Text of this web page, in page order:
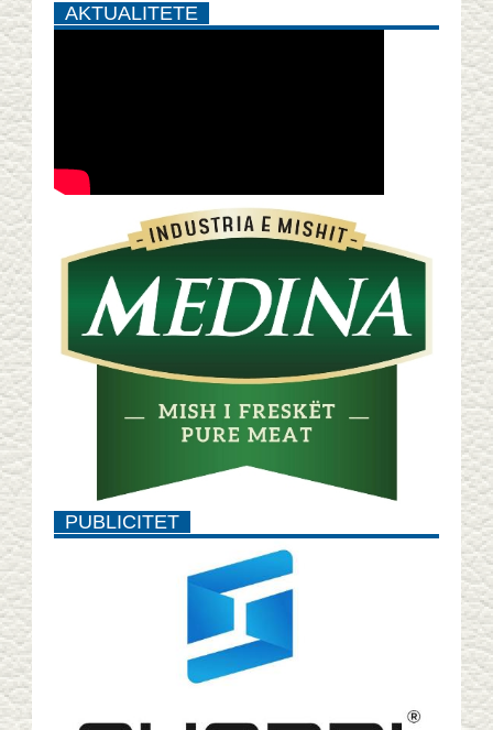
AKTUALITETE
PUBLICITET